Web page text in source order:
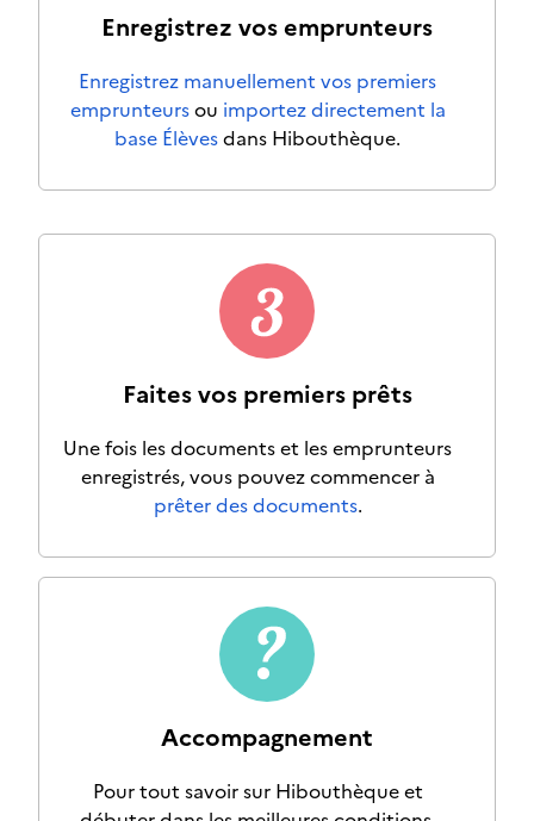
Enregistrez vos emprunteurs
Enregistrez manuellement vos premiers
emprunteursou importez directement la
base Élèvesdans Hibouthèque.
Faites vos premiers prêts
Une fois les documents et les emprunteurs
enregistrés, vous pouvez commencer à
prêter des documents.
Accompagnement
Pour tout savoir sur Hibouthèque et